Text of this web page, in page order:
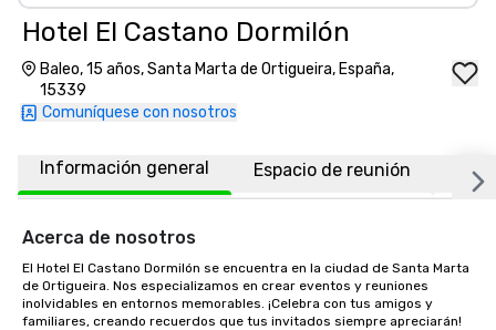
Hotel El Castano Dormilón
Baleo, 15 años, Santa Marta de Ortigueira, España,
15339
Comuníquese con nosotros
Información general Espacio de reunión
Acerca de nosotros
El Hotel El Castano Dormilón se encuentra en la ciudad de Santa Marta
de Ortigueira. Nos especializamos en crear eventos y reuniones
inolvidables en entornos memorables. ¡Celebra con tus amigos y
familiares, creando recuerdos que tus invitados siempre apreciarán!